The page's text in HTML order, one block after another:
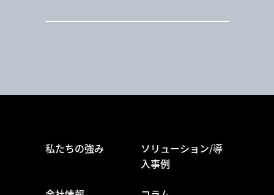
私たちの強み
ソリューション/導
入事例